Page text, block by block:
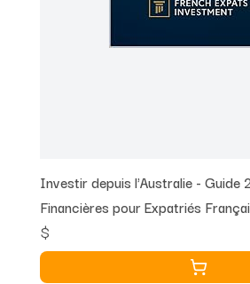
Investir depuis l'Australie - Guide
Financières pour Expatriés
$